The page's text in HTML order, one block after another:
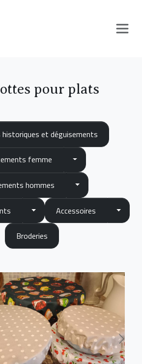
pour plats
historiques et déguisements
femme Vêtements femme
hommes Vêtements hommes
Vêtements enfants
Accessoires
Broderies